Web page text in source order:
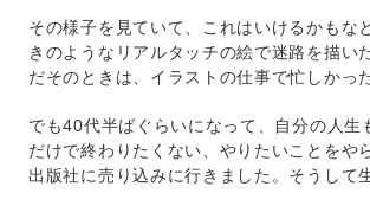
その様子を見ていて、これはいけるかもな
きのようなリアルタッチの絵で迷路を描い
だそのときは、イラストの仕事で忙しかっ
でも40代半ばぐらいになって、自分の人
だけで終わりたくない、やりたいことをや
出版社に売り込みに行きました。そうして